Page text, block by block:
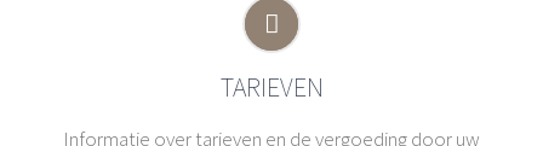
TARIEVEN
Informatie over tarieven en de vergoeding door uw